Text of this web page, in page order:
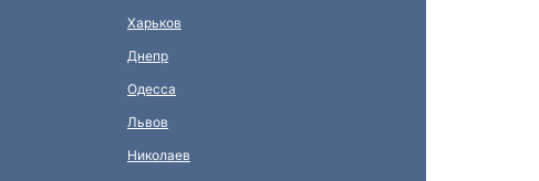
Харьков
Днепр
Одесса
Львов
Николаев